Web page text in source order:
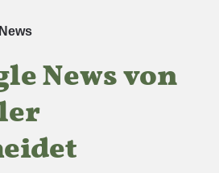
News von